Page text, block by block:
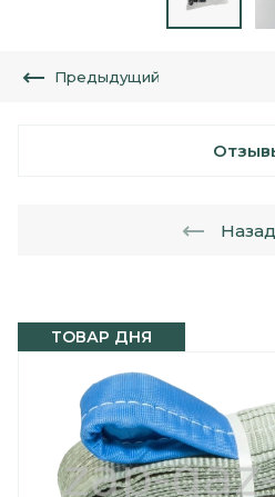
ТОВАР ДНЯ
Предыдущий
Назад